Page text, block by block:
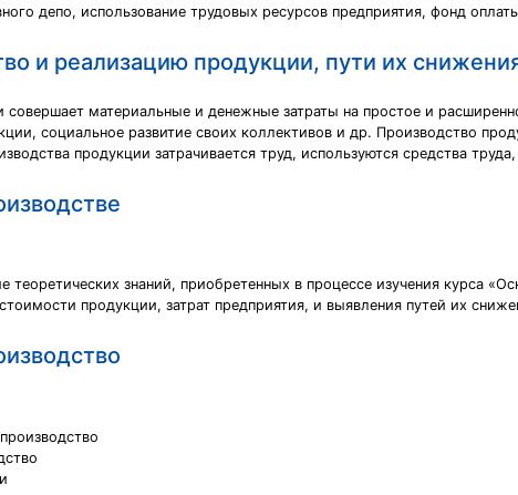
депо, использование трудовых ресурсов предприятия, фонд
и реализацию продукции, пути их
совершает материальные и денежные затраты на простое и
социальное развитие своих коллективов и др. Производство
продукции затрачивается труд, используются средства
теоретических знаний, приобретенных в процессе изучения курса
продукции, затрат предприятия, и выявления путей их